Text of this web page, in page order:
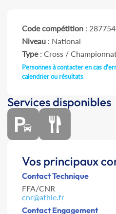
Code compétition : 287754
Niveau : National
Type: Cross /
Personnes à contacter en cas
calendrier ou résultats
Services disponibles
Vos principaux
Contact Technique
FFA/CNR
cnr@athle.fr
Contact Engagement